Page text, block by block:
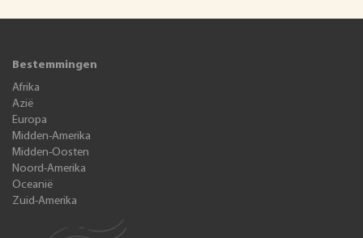
Bestemmingen
Afrika
Azië
Europa
Midden-Amerika
Midden-Oosten
Noord-Amerika
Oceanië
Zuid-Amerika